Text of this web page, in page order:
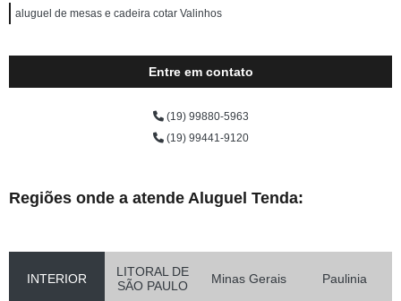
aluguel de mesas e cadeira cotar Valinhos
Entre em contato
(19) 99880-5963
(19) 99441-9120
Regiões onde a atende Aluguel Tenda:
INTERIOR
LITORAL DE
SÃO PAULO
Minas Gerais Paulinia